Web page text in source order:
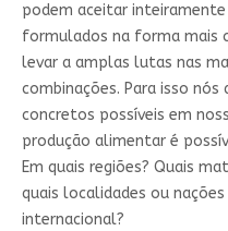
podem aceitar
formulados na forma mais
levar a amplas lutas nas
combinações. Para isso
concretos possíveis em
produção alimentar é
Em quais regiões? Quais
quais localidades ou
internacional?